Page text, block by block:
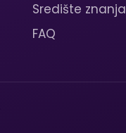
Središte znanja
FAQ